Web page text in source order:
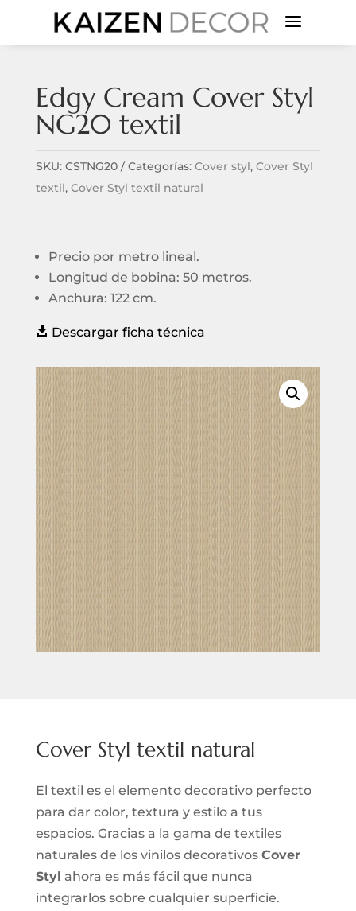
a
Edgy Cream Cover Styl
NG20 textil
SKU: CSTNG20 Categorías: Cover styl, Cover Styl
textil, Cover Styl textil natural
Precio por metro lineal.
Longitud de bobina: 50 metros.
Anchura: 122 cm.
 Descargar ficha técnica
Cover Styl textil natural
El textil es el elemento decorativo perfecto
para dar color, textura y estilo a tus
espacios. Gracias a la gama de textiles
naturales de los vinilos decorativos Cover
Styl ahora es más fácil que nunca
integrarlos sobre cualquier superficie.